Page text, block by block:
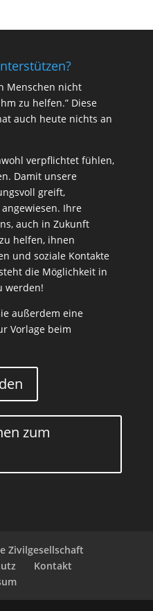
Menschen nicht
zu helfen.” Diese
auch heute nichts an
verpflichtet fühlen,
Damit unsere
greift,
Ihre
auch in Zukunft
helfen, ihnen
und soziale Kontakte
die Möglichkeit in
werden!
außerdem eine
Vorlage beim
zum
Zivilgesellschaft
Kontakt